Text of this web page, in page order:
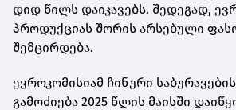
დიდ წილს დაიკავებს. შედეგად,
პროდუქციას შორის არსებული
შემცირდება.
ევროკომისიამ ჩინური
გამოძიება 2025 წლის მაისში